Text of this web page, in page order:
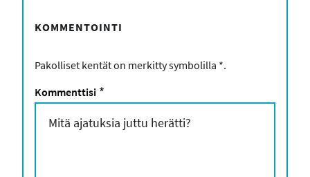
KOMMENTOINTI
Pakolliset kentät on merkitty symbolilla *.
Kommenttisi *